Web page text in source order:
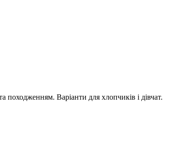
походженням. Варіанти для хлопчиків і дівчат.